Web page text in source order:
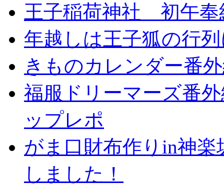
王子稲荷神社 初午
年越しは王子狐の行
きものカレンダー番
福服ドリーマーズ番
ップレポ
がま口財布作りin神
しました！